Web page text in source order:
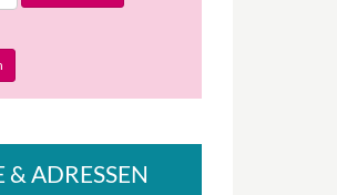
& ADRESSEN